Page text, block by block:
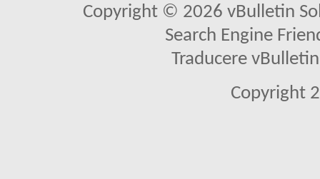
Copyright © 2026 vBulletin
Search Engine
Traducere
Copyright